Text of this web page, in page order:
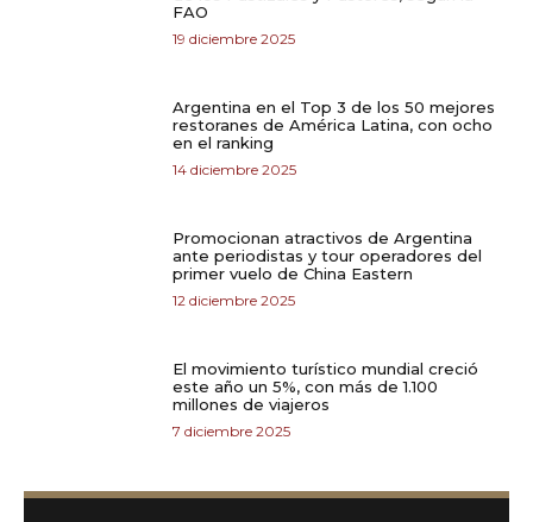
FAO
19 diciembre 2025
Argentina en el Top 3 de los 50 mejores
restoranes de América Latina, con ocho
en el ranking
14 diciembre 2025
Promocionan atractivos de Argentina
ante periodistas y tour operadores del
primer vuelo de China Eastern
12 diciembre 2025
El movimiento turístico mundial creció
este año un 5%, con más de 1.100
millones de viajeros
7 diciembre 2025